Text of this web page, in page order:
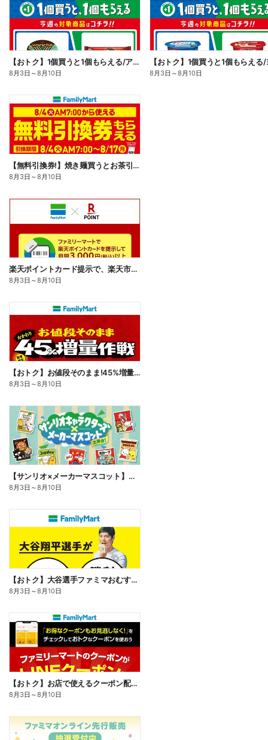
【おトク】1個買うと1個もらえる/アイス
8月3日 ～8月10日 8月3日 ～8月10日
【無料引換券!】焼き麺買うとお茶引換券貰える!
8月3日 ～8月10日
楽天ポイントカード提示で、楽天市場でのお買い物がおトクに!
8月3日 ～8月10日
【おトク】お値段そのまま!45%増量作戦!
8月3日 ～8月10日
【サンリオ×メーカーマスコット】オリジナルグッズ貰える!
8月3日 ～8月10日
【おトク】大谷選手ファミマおむすび割
8月3日 ～8月10日
【おトク】お店で使えるクーポン配信中
8月3日 ～8月10日